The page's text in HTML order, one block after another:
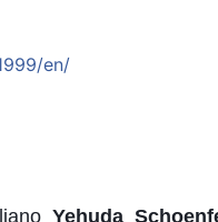
en/
Yehuda